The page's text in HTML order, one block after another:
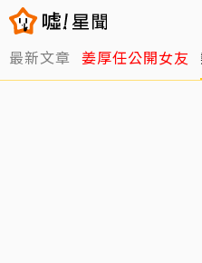
最新文章 姜厚任公開女友